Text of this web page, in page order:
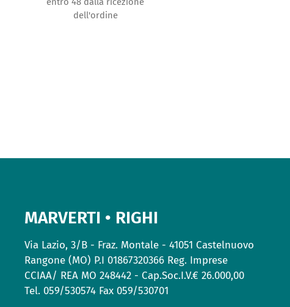
dell'ordine
MARVERTI • RIGHI
Via Lazio, 3/B - Fraz. Montale - 41051 Castelnuovo
Rangone (MO) P.I 01867320366 Reg. Imprese
CCIAA/ REA MO 248442 - Cap.Soc.I.V.€ 26.000,00
Tel. 059/530574 Fax 059/530701